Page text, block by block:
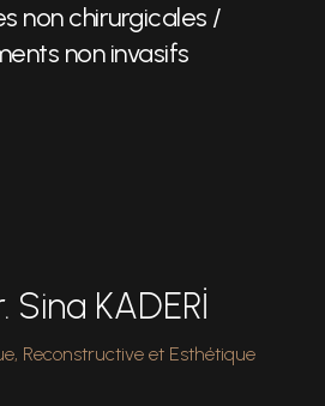
non chirurgicales /
non invasifs
Sina KADERİ
Reconstructive et Esthétique